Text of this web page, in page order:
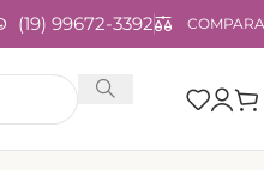
(19) 99672-3392